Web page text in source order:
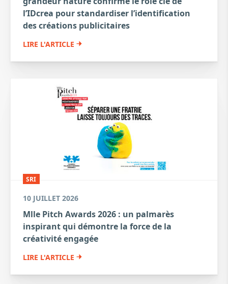
l’IDcrea pour standardiser l’identification
des créations publicitaires
LIRE L'ARTICLE
SRI
10 JUILLET 2026
Mlle Pitch Awards 2026 : un palmarès
inspirant qui démontre la force de la
créativité engagée
LIRE L'ARTICLE